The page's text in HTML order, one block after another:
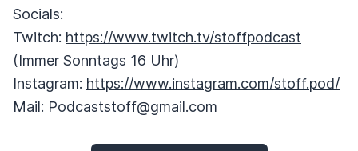
Socials:
Twitch: https://www.twitch.tv/stoffpodcast
(Immer Sonntags 16 Uhr)
Instagram: https://www.instagram.com/stoff.pod/
Mail: Podcaststoff@gmail.com